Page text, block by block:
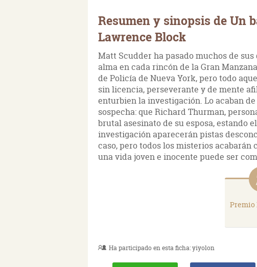
Resumen y sinopsis de Un
Lawrence Block
Matt Scudder ha pasado muchos de
alma en cada rincón de la Gran
de Policía de Nueva York, pero todo
sin licencia, perseverante y de mente
enturbien la investigación. Lo acaban
sospecha: que Richard Thurman,
brutal asesinato de su esposa, estando
investigación aparecerán pistas
caso, pero todos los misterios
una vida joven e inocente puede ser
Premio
Ha participado en esta ficha:yiyolon